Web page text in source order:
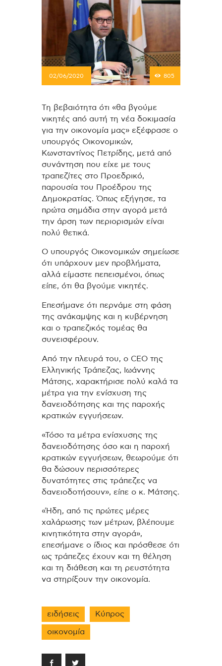
02/06/2020 805
Τη βεβαιότητα ότι «θα βγούμε
νικητές από αυτή τη νέα δοκιμασία
για την οικονομία μας» εξέφρασε ο
υπουργός Οικονομικών,
Κωνσταντίνος Πετρίδης, μετά από
συνάντηση που είχε με τους
τραπεζίτες στο Προεδρικό,
παρουσία του Προέδρου της
Δημοκρατίας. Όπως εξήγησε, τα
πρώτα σημάδια στην αγορά μετά
την άρση των περιορισμών είναι
πολύ θετικά.
Ο υπουργός Οικονομικών σημείωσε
ότι υπάρχουν μεν προβλήματα,
αλλά είμαστε πεπεισμένοι, όπως
είπε, ότι θα βγούμε νικητές.
Επεσήμανε ότι περνάμε στη φάση
της ανάκαμψης και η κυβέρνηση
και ο τραπεζικός τομέας θα
συνεισφέρουν.
Από την πλευρά του, ο CEO της
Ελληνικής Τράπεζας, Ιωάννης
Μάτσης, χαρακτήρισε πολύ καλά τα
μέτρα για την ενίσχυση της
δανειοδότησης και της παροχής
κρατικών εγγυήσεων.
«Τόσο τα μέτρα ενίσχυσης της
δανειοδότησης όσο και η παροχή
κρατικών εγγυήσεων, θεωρούμε ότι
θα δώσουν περισσότερες
δυνατότητες στις τράπεζες να
δανειοδοτήσουν», είπε ο κ. Μάτσης.
«Ήδη, από τις πρώτες μέρες
χαλάρωσης των μέτρων, βλέπουμε
κινητικότητα στην αγορά»,
επεσήμανε ο ίδιος και πρόσθεσε ότι
ως τράπεζες έχουν και τη θέληση
και τη διάθεση και τη ρευστότητα
να στηρίξουν την οικονομία.
ειδήσεις Κύπρος
οικονομία